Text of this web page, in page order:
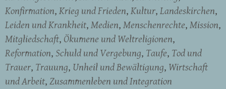
Konfirmation Krieg und Frieden Kultur Landeskirchen
Leiden und Krankheit Medien Menschenrechte Mission
Mitgliedschaft Ökumene und Weltreligionen
Reformation Schuld und Vergebung Taufe Tod und
Trauer Trauung Unheil und Bewältigung Wirtschaft
und Arbeit Zusammenleben und Integration